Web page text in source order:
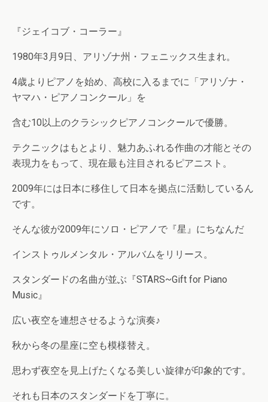
『ジェイコブ・コーラー』
1980年3月9日、アリゾナ州・フェニックス生まれ。
4歳よりピアノを始め、高校に入るまでに「アリゾナ・
ヤマハ・ピアノコンクール」を
含む10以上のクラシックピアノコンクールで優勝。
テクニックはもとより、魅力あふれる作曲の才能とその
表現力をもって、現在最も注目されるピアニスト。
2009年には日本に移住して日本を拠点に活動しているん
です。
そんな彼が2009年にソロ・ピアノで『星』にちなんだ
インストゥルメンタル・アルバムをリリース。
スタンダードの名曲が並ぶ『STARS~Gift for Piano
Music』
広い夜空を連想させるような演奏♪
秋から冬の星座に空も模様替え。
思わず夜空を見上げたくなる美しい旋律が印象的です。
それも日本のスタンダードを丁寧に。